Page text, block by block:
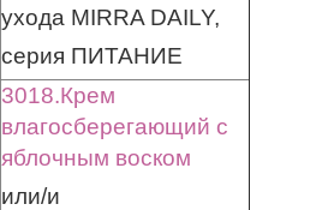
ухода MIRRA DAILY,
серия ПИТАНИЕ
3018.Крем
влагосберегающий с
яблочным воском
или/и